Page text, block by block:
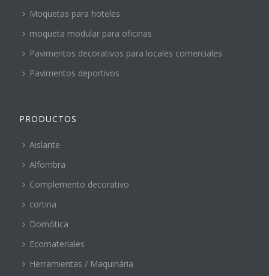
Moquetas para hoteles
moqueta modular para oficinas
Pavimentos decorativos para locales comerciales
Pavimentos deportivos
PRODUCTOS
Aislante
Alfombra
Complemento decorativo
cortina
Domótica
Ecomateriales
Herramientas / Maquinária